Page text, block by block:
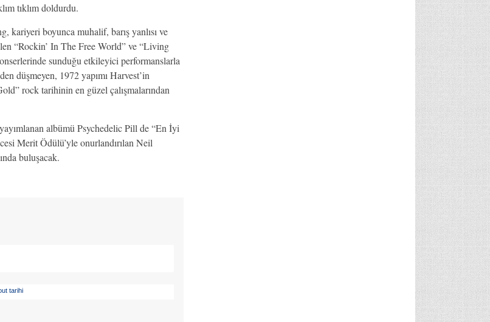
tıklım doldurdu.
kariyeri boyunca muhalif, barış yanlısı ve
“Rockin’ In The Free World” ve “Living
sunduğu etkileyici performanslarla
düşmeyen, 1972 yapımı Harvest’in
rock tarihinin en güzel çalışmalarından
albümü Psychedelic Pill de “En İyi
Merit Ödülü’yle onurlandırılan Neil
buluşacak.
tarihi